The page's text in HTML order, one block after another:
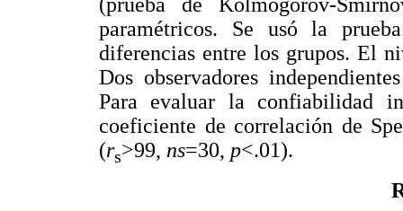
(prueba de Kolmogorov-
paramétricos. Se usó la
diferencias entre los grupos. El
Dos observadores
Para evaluar la confiabilidad
coeficiente de correlación de
(rs>99, ns=30, p<.01).